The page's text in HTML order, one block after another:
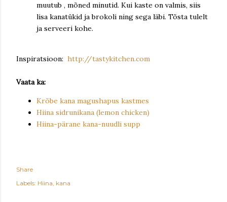
muutub , mõned minutid. Kui kaste on valmis, siis
lisa kanatükid ja brokoli ning sega läbi. Tõsta tulelt
ja serveeri kohe.
Inspiratsioon: http://tastykitchen.com
Vaata ka:
Krõbe kana magushapus kastmes
Hiina sidrunikana (lemon chicken)
Hiina-pärane kana-nuudli supp
Share
Labels: Hiina kana